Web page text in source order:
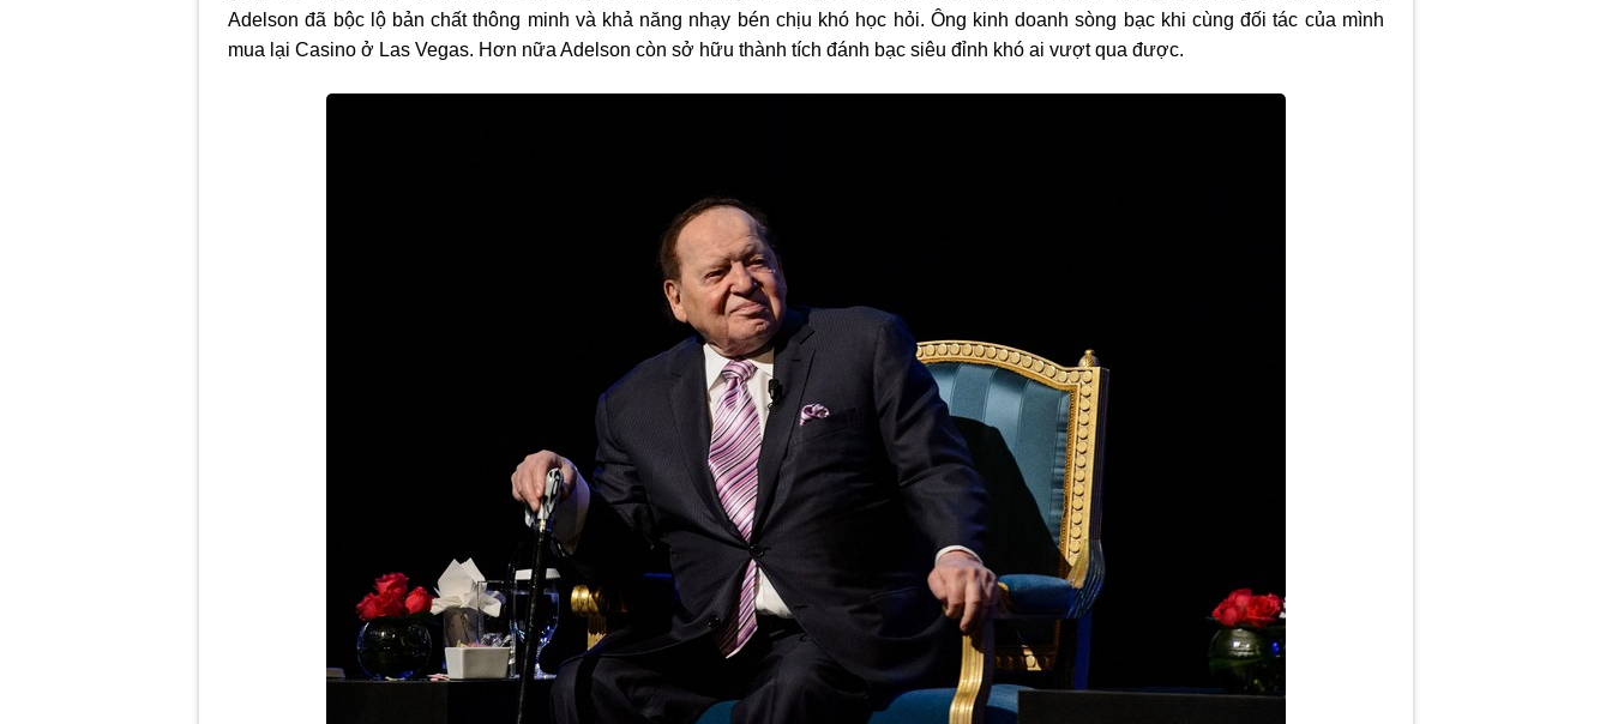
Adelson đã bộc lộ bản chất thông minh và khả năng nhạy bén chịu khó học hỏi. Ông kinh doanh sòng bạc khi cùng đối tác của mình
mua lại Casino ở Las Vegas. Hơn nữa Adelson còn sở hữu thành tích đánh bạc siêu đỉnh khó ai vượt qua được.